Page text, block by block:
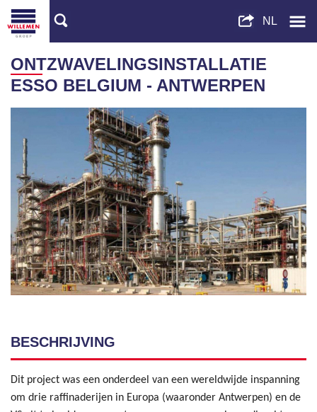
ONTZWAVELINGSINSTALLATIE
ESSO BELGIUM - ANTWERPEN
BESCHRIJVING
Dit project was een onderdeel van een wereldwijde inspanning
om drie raffinaderijen in Europa (waaronder Antwerpen) en de